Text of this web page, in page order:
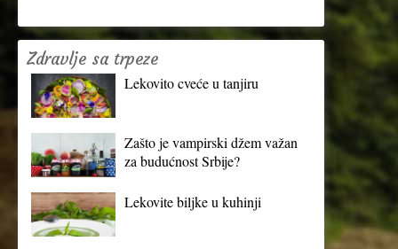
Zdravlje sa trpeze
Lekovito cveće u tanjiru
Zašto je vampirski džem važan
za budućnost Srbije?
Lekovite biljke u kuhinji